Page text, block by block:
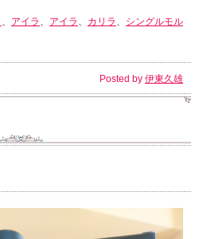
、 アイラ 、 アイラ 、 カリラ 、 シングルモル
Posted by 伊東久雄